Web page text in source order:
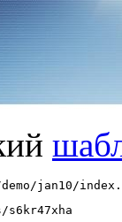
demo/jan10/